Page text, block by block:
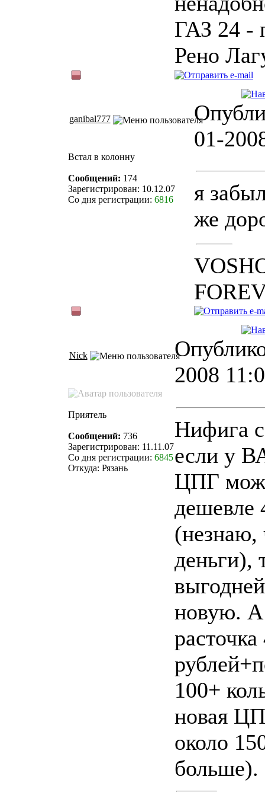
ГАЗ 24 -
Рено
ganibal777
01-
Встал в колонну
Сообщений: 174
Зарегистрирован: 10.12.07
Со дня регистрации: 6816
я
же
Nick
2008
Приятель
Сообщений: 736
Зарегистрирован: 11.11.07
Со дня регистрации: 6845
Откуда: Рязань
Нифига
если у
ЦПГ
дешевле
(незнаю,
деньги),
новую. А
расточка
100+
новая
около
больше).